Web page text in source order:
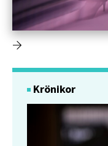
Krönikor